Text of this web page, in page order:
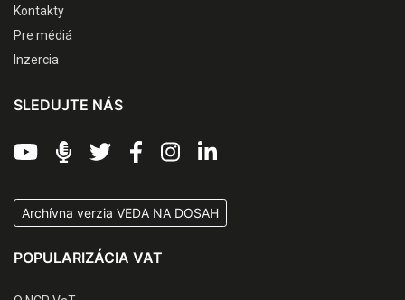
Kontakty
Pre médiá
Inzercia
SLEDUJTE NÁS
Archívna verzia VEDA NA DOSAH
POPULARIZÁCIA VAT